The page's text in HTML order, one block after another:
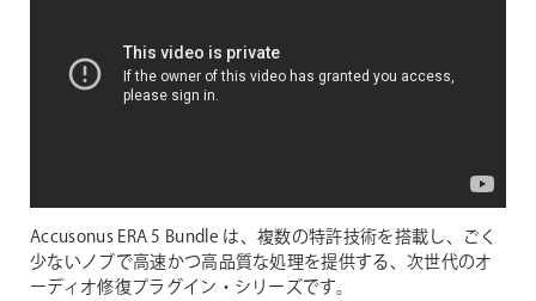
Accusonus ERA 5 Bundle は、複数の特許技術を搭載し、ごく
少ないノブで高速かつ高品質な処理を提供する、次世代のオ
ーディオ修復プラグイン・シリーズです。